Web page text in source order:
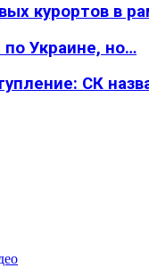
курортов в
по Украине, но…
СК